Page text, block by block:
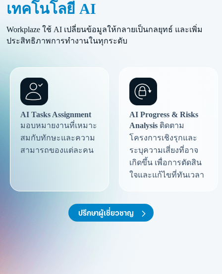
เทคโนโลยี AI
Workplaze ใช้ AI เปลี่ยนข้อมูลให้กลายเป็นกลยุทธ์ และเพิ่ม
ประสิทธิภาพการทำงานในทุกระดับ
AI Tasks Assignment
มอบหมายงานที่เหมาะ
สมกับทักษะและความ
สามารถของแต่ละคน
AI Progress & Risks
Analysis ติดตาม
โครงการเชิงรุกและ
ระบุความเสี่ยงที่อาจ
เกิดขึ้น เพื่อการตัดสิน
ใจและแก้ไขที่ทันเวลา
ปรึกษาผู้เชี่ยวชาญ